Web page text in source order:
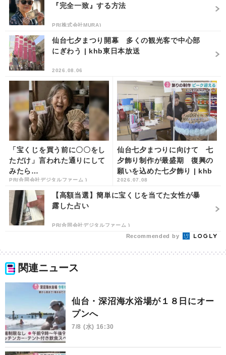
『完全一致』する方法
PR(株式会社MURA)
仙台七夕まつり開幕 多くの観光客で中心部
にぎわう | khb東日本放送
2026.08.06
「宝くじを買う前に〇〇をし
ただけ」言われた通りにして
みたら…
PR(合同会社デジタルファーム )
仙台七夕まつりに向けて 七
夕飾り制作が最盛期 復興の
願いを込めた七夕飾り | khb
東日本放送
2026.07.08
【高額当選】簡単に宝くじを当てた女性が暴
露した占い
PR(合同会社デジタルファーム )
Recommended by
関連ニュース
仙台・深沼海水浴場が１８日にオー
プンへ
7/8 (水) 16:30